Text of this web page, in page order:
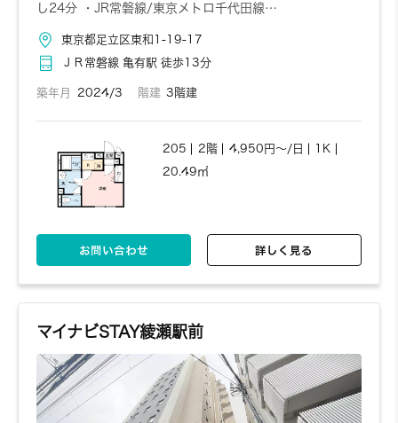
し24分 ・JR常磐線/東京メトロ千代田線…
東京都足立区東和1-19-17
ＪＲ常磐線 亀有駅 徒歩13分
築年月 2024/3 階建 3階建
205 2階 4,950円～/日
1K
20.49㎡
お問い合わせ 詳しく見る
マイナビSTAY綾瀬駅前